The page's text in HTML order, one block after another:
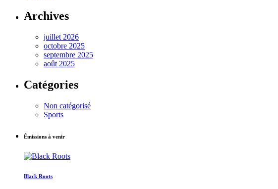
Archives
juillet 2026
octobre 2025
septembre 2025
août 2025
Catégories
Non catégorisé
Sports
Émissions à venir
Black Roots